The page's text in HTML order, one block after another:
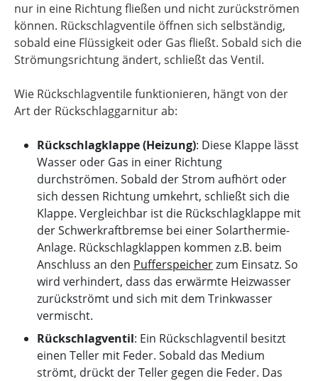
nur in eine Richtung fließen und nicht zurückströmen
können. Rückschlagventile öffnen sich selbständig,
sobald eine Flüssigkeit oder Gas fließt. Sobald sich die
Strömungsrichtung ändert, schließt das Ventil.
Wie Rückschlagventile funktionieren, hängt von der
Art der Rückschlaggarnitur ab:
Rückschlagklappe (Heizung): Diese Klappe lässt
Wasser oder Gas in einer Richtung
durchströmen. Sobald der Strom aufhört oder
sich dessen Richtung umkehrt, schließt sich die
Klappe. Vergleichbar ist die Rückschlagklappe mit
der Schwerkraftbremse bei einer Solarthermie-
Anlage. Rückschlagklappen kommen z.B. beim
Anschluss an den Pufferspeicherzum Einsatz. So
wird verhindert, dass das erwärmte Heizwasser
zurückströmt und sich mit dem Trinkwasser
vermischt.
Rückschlagventil: Ein Rückschlagventil besitzt
einen Teller mit Feder. Sobald das Medium
strömt, drückt der Teller gegen die Feder. Das